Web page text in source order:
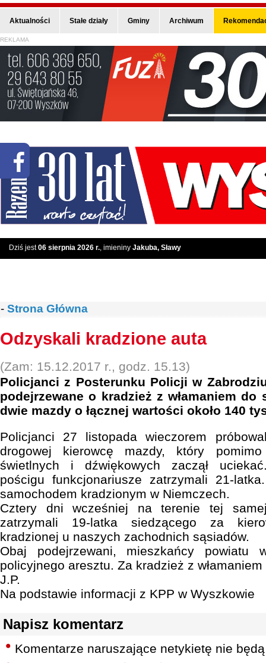
Aktualności Stałe działy Gminy Archiwum
REKLAMA
Dziś jest06 sierpnia 2026 r., imieniny Jakuba, Sławy
- Strona Główna
Odzyskali kradzione auta
(Zam: 15.12.2017 r., godz. 15.13)
Policjanci z Posterunku Policji w
podejrzewane o kradzież z włamaniem do
dwie mazdy o łącznej wartości około 140
Policjanci 27 listopada wieczorem
drogowej kierowcę mazdy, który pomimo
świetlnych i dźwiękowych zaczął
pościgu funkcjonariusze zatrzymali 21-
samochodem kradzionym w Niemczech.
Cztery dni wcześniej na terenie tej
zatrzymali 19-latka siedzącego za
kradzionej u naszych zachodnich sąsiadów.
Obaj podejrzewani, mieszkańcy powiatu
policyjnego aresztu. Za kradzież z
J.P.
Na podstawie informacji z KPP w Wyszkowie
Napisz komentarz
Komentarze naruszające netykietę nie